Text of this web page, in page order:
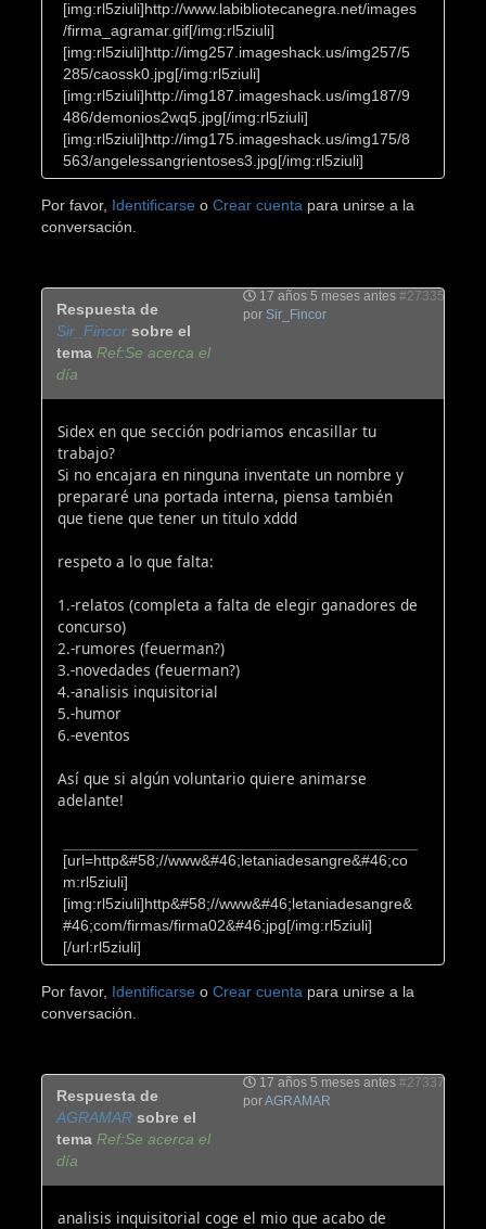
[img:rl5ziuli]http://www.labibliotecanegra.net/images
/firma_agramar.gif[/img:rl5ziuli]
[img:rl5ziuli]http://img257.imageshack.us/img257/5
285/caossk0.jpg[/img:rl5ziuli]
[img:rl5ziuli]http://img187.imageshack.us/img187/9
486/demonios2wq5.jpg[/img:rl5ziuli]
[img:rl5ziuli]http://img175.imageshack.us/img175/8
563/angelessangrientoses3.jpg[/img:rl5ziuli]
Por favor, Identificarse oCrear cuenta para unirse a la
conversación.
17 años 5 meses antes #27335
por Sir_Fincor
Respuesta de
Sir_Fincor sobre el
temaRef:Se acerca el
día
Sidex en que sección podriamos encasillar tu
trabajo?
Si no encajara en ninguna inventate un nombre y
prepararé una portada interna, piensa también
que tiene que tener un titulo xddd
respeto a lo que falta:
1.-relatos (completa a falta de elegir ganadores de
concurso)
2.-rumores (feuerman?)
3.-novedades (feuerman?)
4.-analisis inquisitorial
5.-humor
6.-eventos
Así que si algún voluntario quiere animarse
adelante!
[url=http&#58;//www&#46;letaniadesangre&#46;co
m:rl5ziuli]
[img:rl5ziuli]http&#58;//www&#46;letaniadesangre&
#46;com/firmas/firma02&#46;jpg[/img:rl5ziuli]
[/url:rl5ziuli]
Por favor, Identificarse oCrear cuenta para unirse a la
conversación.
17 años 5 meses antes #27337
porAGRAMAR
Respuesta de
AGRAMAR sobre el
temaRef:Se acerca el
día
analisis inquisitorial coge el mio que acabo de